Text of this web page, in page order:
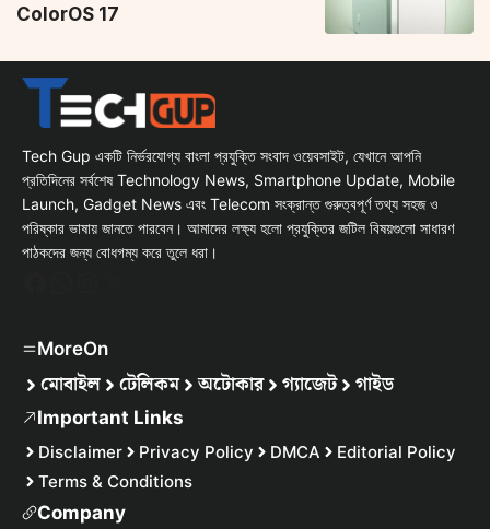
ColorOS 17
Tech Gup একটি নির্ভরযোগ্য বাংলা প্রযুক্তি সংবাদ ওয়েবসাইট, যেখানে আপনি
প্রতিদিনের সর্বশেষ Technology News, Smartphone Update, Mobile
Launch, Gadget News এবং Telecom সংক্রান্ত গুরুত্বপূর্ণ তথ্য সহজ ও
পরিষ্কার ভাষায় জানতে পারবেন। আমাদের লক্ষ্য হলো প্রযুক্তির জটিল বিষয়গুলো সাধারণ
পাঠকদের জন্য বোধগম্য করে তুলে ধরা।
MoreOn
মোবাইল টেলিকম অটোকার গ্যাজেট গাইড
Important Links
Disclaimer Privacy Policy DMCA
Editorial Policy
Terms & Conditions
Company